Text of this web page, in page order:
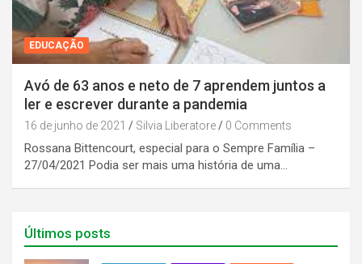
EDUCAÇÃO
Avó de 63 anos e neto de 7 aprendem juntos a
ler e escrever durante a pandemia
16 de junho de 2021 Silvia Liberatore 0 Comments
Rossana Bittencourt, especial para o Sempre Família –
27/04/2021 Podia ser mais uma história de uma…
Últimos posts